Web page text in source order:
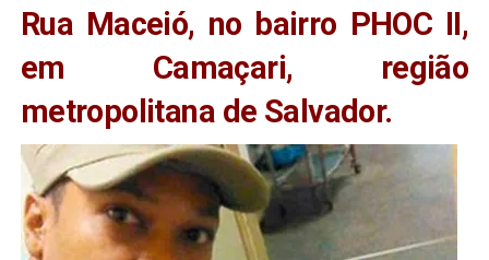
Rua Maceió, no bairro PHOC II,
em Camaçari, região
metropolitana de Salvador.